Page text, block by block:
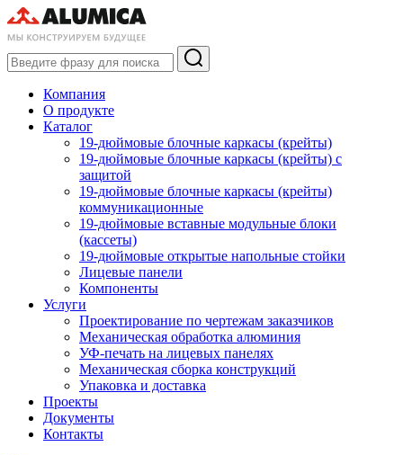
Компания
О продукте
Каталог
19-дюймовые блочные каркасы (крейты)
19-дюймовые блочные каркасы (крейты) с
защитой
19-дюймовые блочные каркасы (крейты)
коммуникационные
19-дюймовые вставные модульные блоки
(кассеты)
19-дюймовые открытые напольные стойки
Лицевые панели
Компоненты
Услуги
Проектирование по чертежам заказчиков
Механическая обработка алюминия
УФ-печать на лицевых панелях
Механическая сборка конструкций
Упаковка и доставка
Проекты
Документы
Контакты